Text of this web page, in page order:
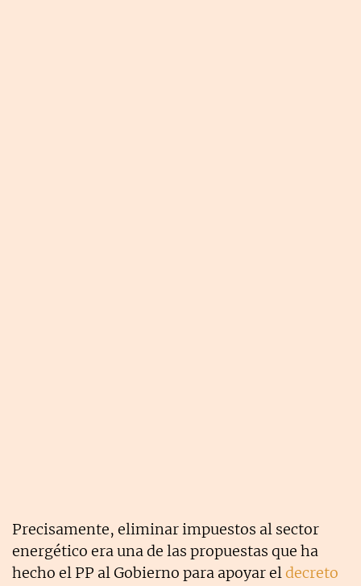
Precisamente, eliminar impuestos al sector
energético era una de las propuestas que ha
hecho el PP al Gobierno para apoyar eldecreto